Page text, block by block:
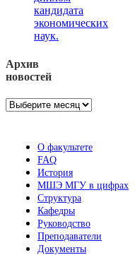
кандидата
экономических
наук.
Архив
новостей
Архив
О факультете
FAQ
История
МШЭ МГУ в цифрах
Структура
Кафедры
Руководство
Преподаватели
Документы